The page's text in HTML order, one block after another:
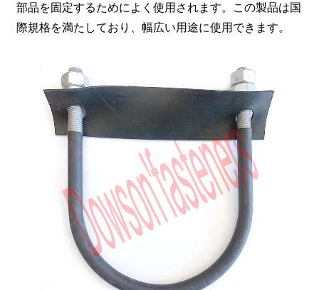
部品を固定するためによく使用されます。この製品は国
際規格を満たしており、幅広い用途に使用できます。